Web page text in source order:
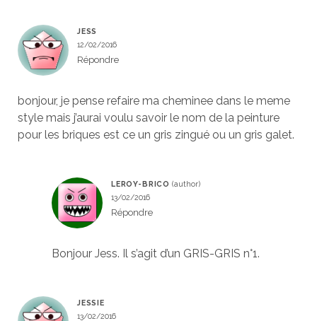
JESS
12/02/2016
Répondre
bonjour, je pense refaire ma cheminee dans le meme
style mais j’aurai voulu savoir le nom de la peinture
pour les briques est ce un gris zingué ou un gris galet.
LEROY-BRICO
13/02/2016
Répondre
Bonjour Jess. Il s’agit d’un GRIS-GRIS n°1.
JESSIE
13/02/2016